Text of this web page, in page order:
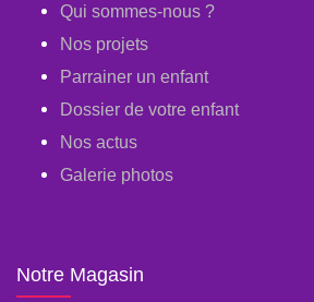
Qui sommes-nous ?
Nos projets
Parrainer un enfant
Dossier de votre enfant
Nos actus
Galerie photos
Notre Magasin